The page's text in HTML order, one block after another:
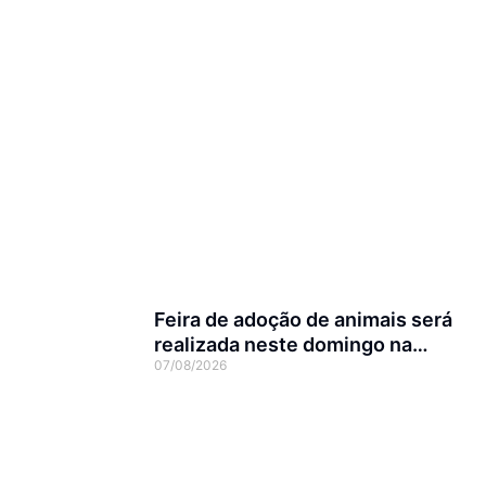
Feira de adoção de animais será
realizada neste domingo na
Arena Joinville
07/08/2026